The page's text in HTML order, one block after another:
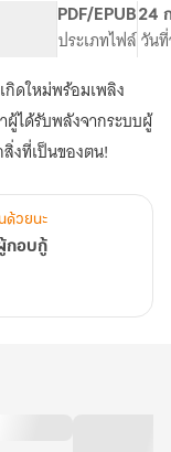
PDF/EPUB
ประเภทไฟล์
24
วัน
กิดใหม่พร้อมเพลิง
ผู้ได้รับพลังจากระบบผู้
งที่เป็นของตน!
ด้วยนะ
กอบกู้